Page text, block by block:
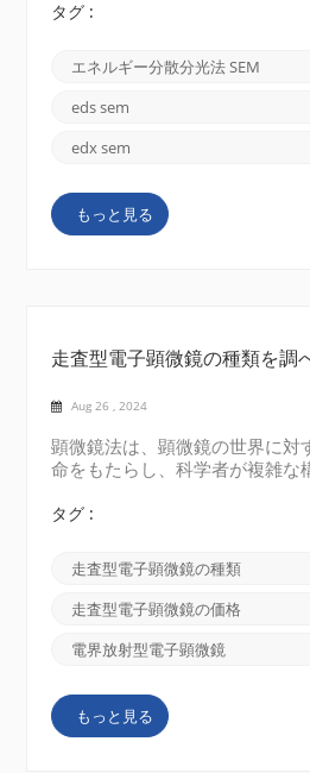
ーンでスキャンし、電子ビーム
形成に使用されます。SEM は
画像を提供し、材料特性評価、
物学研究など、さまざまな分野
SEM でよく使用される分析技
X 線を検出します。これらの X
から、サンプルの元素組成に関
す。SEM EDS を使用すると、
タグ :
エネルギー分散分光法 SEM
eds sem
edx sem
もっと見る
走査型電子顕微鏡の種類を調
Aug 26 , 2024
顕微鏡法は、顕微鏡の世界に対
命をもたらし、科学者が複雑な
ざまな強力な顕微鏡の中でも、
ために不可欠なツールです。
さまざまな種類の走査型電子顕
の独自の機能と用途を探ってい
鏡としても知られる従来の走査
ームを生成する電子源で構成さ
ームは試料の表面上で集束およ
検出器は、結果として生じる信
タグ :
走査型電子顕微鏡の種類
走査型電子顕微鏡の価格
電界放射型電子顕微鏡
もっと見る